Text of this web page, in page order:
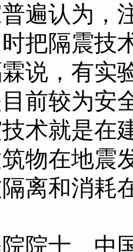
遍认为，
把隔震技
说，有实
前较为安
术就是在
物在地震
离和消耗
院士、中